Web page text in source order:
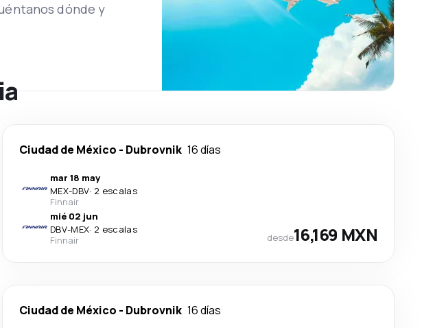
dónde y
Ciudad de México - Dubrovnik 16 días
mar 18 may
MEX-DBV· 2 escalas
Finnair
mié 02 jun
DBV-MEX· 2 escalas
Finnair
desde16,169 MXN
Ciudad de México - Dubrovnik 16 días